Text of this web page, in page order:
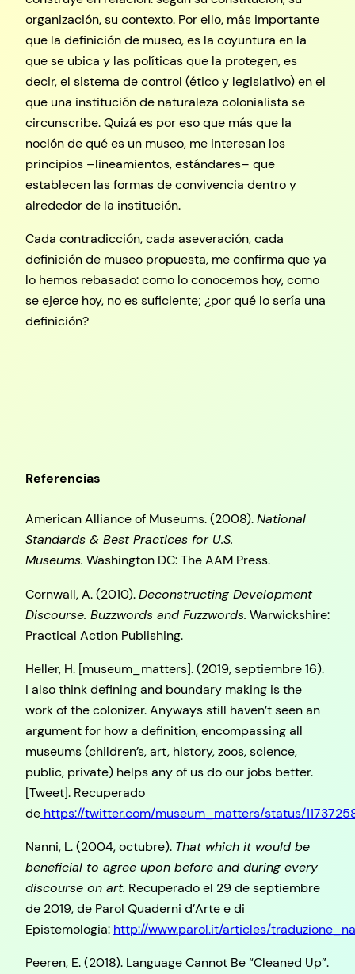
organización, su contexto. Por ello, más importante
que la definición de museo, es la coyuntura en la
que se ubica y las políticas que la protegen, es
decir, el sistema de control (ético y legislativo) en el
que una institución de naturaleza colonialista se
circunscribe. Quizá es por eso que más que la
noción de qué es un museo, me interesan los
principios –lineamientos, estándares– que
establecen las formas de convivencia dentro y
alrededor de la institución.
Cada contradicción, cada aseveración, cada
definición de museo propuesta, me confirma que ya
lo hemos rebasado: como lo conocemos hoy, como
se ejerce hoy, no es suficiente; ¿por qué lo sería una
definición?
Referencias
American Alliance of Museums. (2008).National
Standards & Best Practices for U.S.
Museums. Washington DC: The AAM Press.
Cornwall, A. (2010).Deconstructing Development
Discourse. Buzzwords and Fuzzwords. Warwickshire:
Practical Action Publishing.
Heller, H. [museum_matters]. (2019, septiembre 16).
I also think defining and boundary making is the
work of the colonizer. Anyways still haven’t seen an
argument for how a definition, encompassing all
museums (children’s, art, history, zoos, science,
public, private) helps any of us do our jobs better.
[Tweet]. Recuperado
de https://twitter.com/museum_matters/status/
Nanni, L. (2004, octubre). That which it would be
beneficial to agree upon before and during every
discourse on art. Recuperado el 29 de septiembre
de 2019, de Parol Quaderni d’Arte e di
Epistemologia: http://www.parol.it/articles/
Peeren, E. (2018). Language Cannot Be “Cleaned Up”.